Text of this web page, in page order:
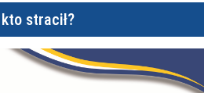
stracił?